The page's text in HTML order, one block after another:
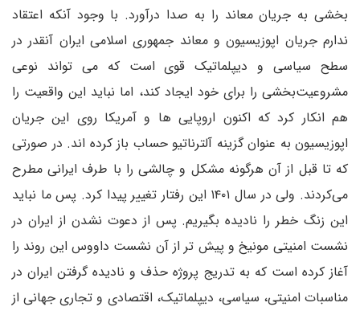
بخشی به جریان معاند را به صدا درآورد. با وجود آنکه اعتقاد
ندارم جریان اپوزیسیون و معاند جمهوری اسلامی ایران آنقدر در
سطح سیاسی و دیپلماتیک قوی است که می تواند نوعی
مشروعیت‌بخشی را برای خود ایجاد کند، اما نباید این واقعیت را
هم انکار کرد که اکنون اروپایی ها و آمریکا روی این جریان
اپوزیسیون به عنوان گزینه آلترناتیو حساب باز کرده اند. در صورتی
که تا قبل از آن هرگونه مشکل و چالشی را با طرف ایرانی مطرح
می‌کردند. ولی در سال ۱۴۰۱ این رفتار تغییر پیدا کرد. پس ما نباید
این زنگ خطر را نادیده بگیریم. پس از دعوت نشدن از ایران در
نشست امنیتی مونیخ و پیش تر از آن نشست داووس این روند را
آغاز کرده است که به تدریج پروژه حذف و نادیده گرفتن ایران در
مناسبات امنیتی، سیاسی، دیپلماتیک، اقتصادی و تجاری جهانی از